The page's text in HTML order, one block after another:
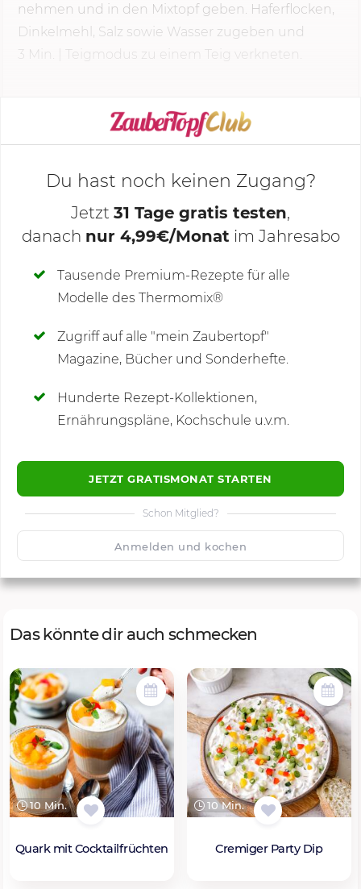
nehmen und in den Mixtopf geben. Haferflocken,
Dinkelmehl, Salz sowie Wasser zugeben und
3 Min.
| Teigmodus zu einem Teig verkneten.
KOCHMODUS STARTEN
Deine Notizen
Du hast noch keinen Zugang?
Jetzt 31 Tage gratis testen,
danach nur 4,99€/Monat im Jahresabo
Tausende Premium-Rezepte für alle
Modelle des Thermomix®
Zugriff auf alle "mein Zaubertopf"
Magazine, Bücher und Sonderhefte.
Hunderte Rezept-Kollektionen,
Ernährungspläne, Kochschule u.v.m.
JETZT GRATISMONAT STARTEN
Schon Mitglied?
Anmelden und kochen
Kommentare
🙂 Speichern
Das könnte dir auch schmecken
10 Min.
Quark mit Cocktailfrüchten
10 Min.
Cremiger Party Dip